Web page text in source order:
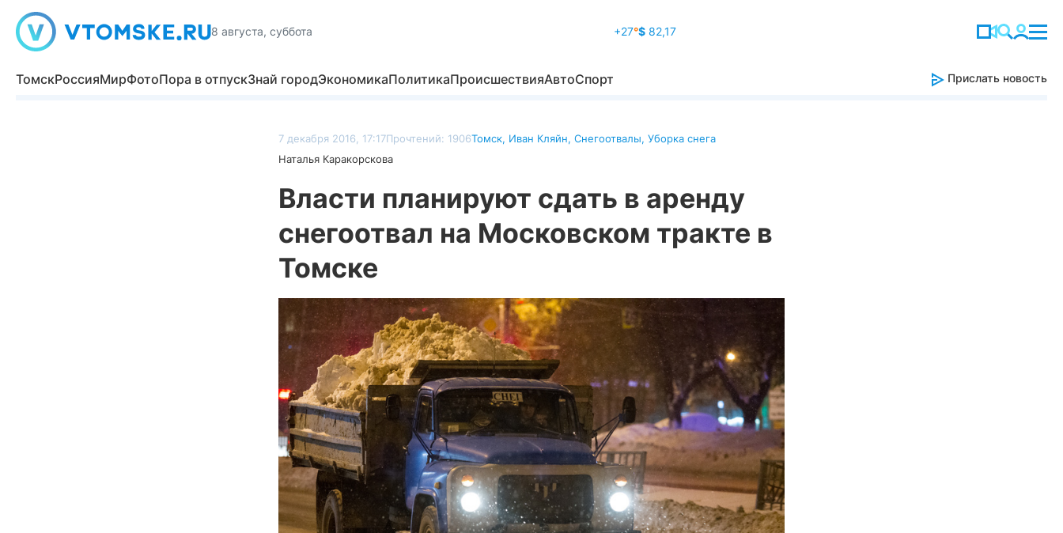
8 августа, суббота +27°$82,17
ТомскРоссияМирФотоПора в отпускЗнай городЭкономикаПолитикаПроисшествияАвтоСпорт Прислать новость
7 декабря 2016, 17:17Прочтений: 1906Томск, Иван Кляйн, Снегоотвалы, Уборка снега
Наталья Каракорскова
Власти планируют сдать в аренду
снегоотвал на Московском тракте в
Томске